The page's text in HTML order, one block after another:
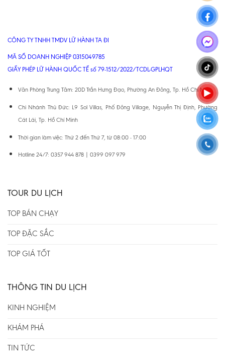
CÔNG TY TNHH TMDV LỮ HÀNH TA ĐI
MÃ SỐ DOANH NGHIỆP 0315049785
GIẤY PHÉP LỮ HÀNH QUỐC TẾ số 79-1512/2022/TCDL-GPLHQT
Văn Phòng Trung Tâm: 20D Trần Hưng Đạo, Phường An Đông, Tp. Hồ Chí Minh
Chi Nhánh Thủ Đức: L9 Sol Villas, Phố Đông Village, Nguyễn Thị Định, Phường
Cát Lái, Tp. Hồ Chí Minh
Thời gian làm việc: Thứ 2 đến Thứ 7, từ 08:00 - 17:00
Hotline 24/7: 0357 944 878 | 0399 097 979
TOUR DU LỊCH
TOP BÁN CHẠY
TOP ĐẶC SẮC
TOP GIÁ TỐT
THÔNG TIN DU LỊCH
KINH NGHIỆM
KHÁM PHÁ
TIN TỨC